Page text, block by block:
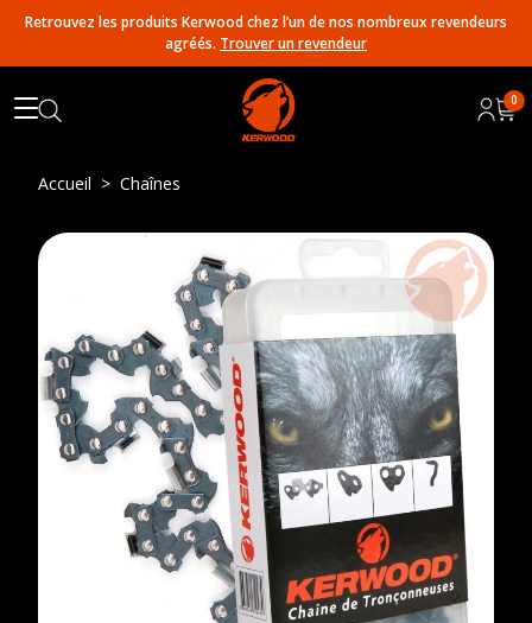
Retrouvez les produits Kerwood chez l’un de nos nombreux revendeurs
agréés. Trouver un revendeur
0
Accueil Chaînes